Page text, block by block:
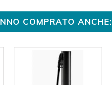
COMPRATO ANCHE: